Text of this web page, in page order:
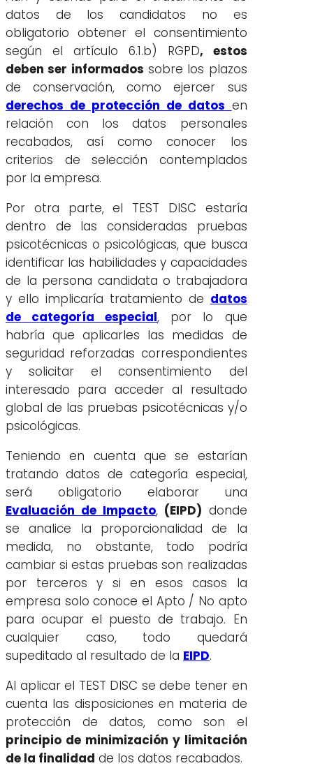
datos de los candidatos no es
obligatorio obtener el consentimiento
según el artículo 6.1.b) RGPD, estos
deben ser informados sobre los plazos
de conservación, como ejercer sus
derechos de protección de datos en
relación con los datos personales
recabados, así como conocer los
criterios de selección contemplados
por la empresa.
Por otra parte, el TEST DISC estaría
dentro de las consideradas pruebas
psicotécnicas o psicológicas, que busca
identificar las habilidades y capacidades
de la persona candidata o trabajadora
y ello implicaría tratamiento de datos
de categoría especial, por lo que
habría que aplicarles las medidas de
seguridad reforzadas correspondientes
y solicitar el consentimiento del
interesado para acceder al resultado
global de las pruebas psicotécnicas y/o
psicológicas.
Teniendo en cuenta que se estarían
tratando datos de categoría especial,
será obligatorio elaborar una
Evaluación de Impacto,(EIPD) donde
se analice la proporcionalidad de la
medida, no obstante, todo podría
cambiar si estas pruebas son realizadas
por terceros y si en esos casos la
empresa solo conoce el Apto / No apto
para ocupar el puesto de trabajo. En
cualquier caso, todo quedará
supeditado al resultado de la EIPD.
Al aplicar el TEST DISC se debe tener en
cuenta las disposiciones en materia de
protección de datos, como son el
principio de minimización y limitación
de la finalidad de los datos recabados.